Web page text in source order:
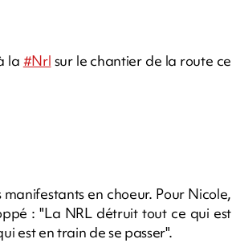
la #Nrl sur le chantier de la route ce
en choeur. Pour Nicole,
: "La NRL détruit tout ce qui est
est en train de se passer".